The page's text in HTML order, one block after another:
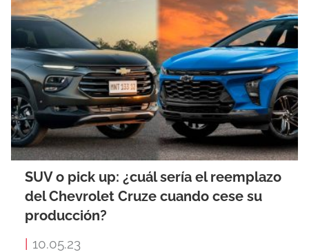
SUV o pick up: ¿cuál sería el reemplazo
del Chevrolet Cruze cuando cese su
producción?
| 10.05.23